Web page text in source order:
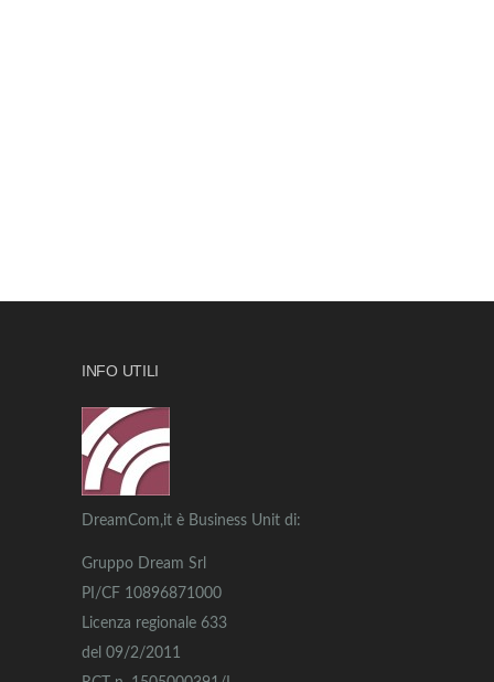
INFO UTILI
DreamCom,it è Business Unit di:
Gruppo Dream Srl
PI/CF 10896871000
Licenza regionale 633
del 09/2/2011